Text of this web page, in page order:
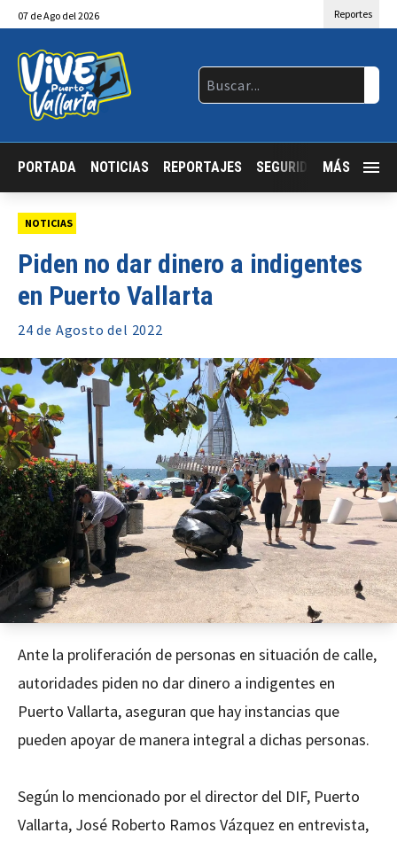
07 deAgo del 2026 Reportes
PORTADA NOTICIAS REPORTAJES SEGURIDAD JALISCO
MÁS
NOTICIAS
Piden no dar dinero a indigentes
en Puerto Vallarta
24 de Agosto del 2022
Ante la proliferación de personas en situación de calle,
autoridades piden no dar dinero a indigentes en
Puerto Vallarta, aseguran que hay instancias que
pueden apoyar de manera integral a dichas personas.
Según lo mencionado por el director del DIF, Puerto
Vallarta, José Roberto Ramos Vázquez en entrevista,